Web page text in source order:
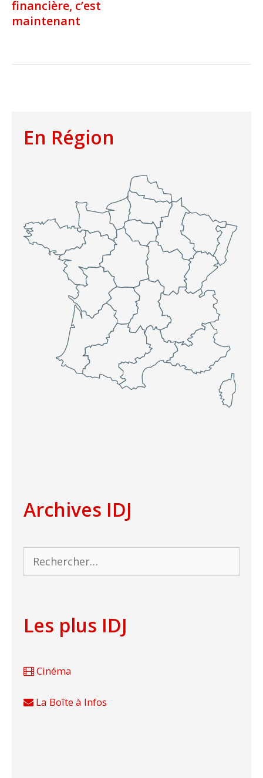
financière, c’est
maintenant
En Région
Archives IDJ
Rechercher :
Les plus IDJ
Cinéma
La Boîte à Infos